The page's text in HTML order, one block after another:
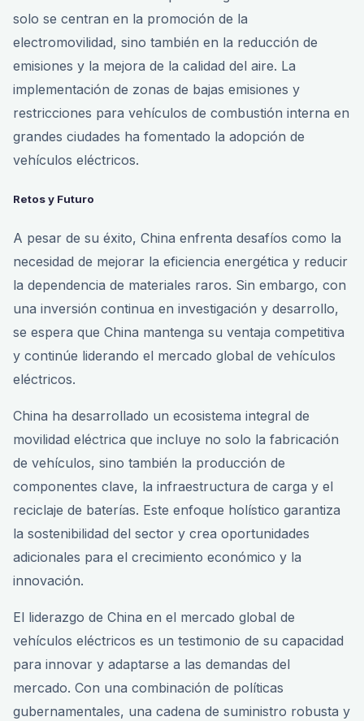
solo se centran en la promoción de la
electromovilidad, sino también en la reducción de
emisiones y la mejora de la calidad del aire. La
implementación de zonas de bajas emisiones y
restricciones para vehículos de combustión interna en
grandes ciudades ha fomentado la adopción de
vehículos eléctricos.
Retos y Futuro
A pesar de su éxito, China enfrenta desafíos como la
necesidad de mejorar la eficiencia energética y reducir
la dependencia de materiales raros. Sin embargo, con
una inversión continua en investigación y desarrollo,
se espera que China mantenga su ventaja competitiva
y continúe liderando el mercado global de vehículos
eléctricos.
China ha desarrollado un ecosistema integral de
movilidad eléctrica que incluye no solo la fabricación
de vehículos, sino también la producción de
componentes clave, la infraestructura de carga y el
reciclaje de baterías. Este enfoque holístico garantiza
la sostenibilidad del sector y crea oportunidades
adicionales para el crecimiento económico y la
innovación.
El liderazgo de China en el mercado global de
vehículos eléctricos es un testimonio de su capacidad
para innovar y adaptarse a las demandas del
mercado. Con una combinación de políticas
gubernamentales, una cadena de suministro robusta y